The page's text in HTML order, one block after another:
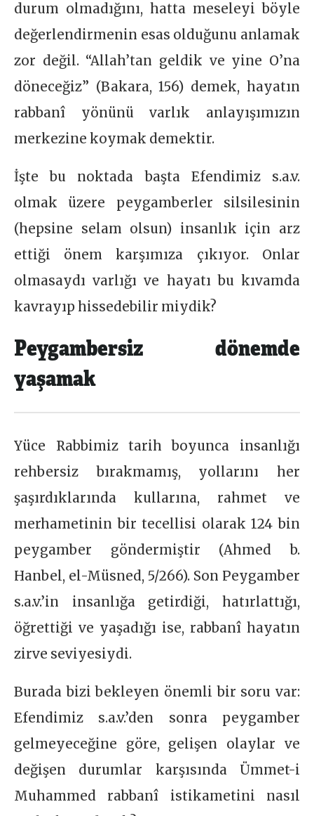
durum olmadığını, hatta meseleyi böyle
değerlendirmenin esas olduğunu anlamak
zor değil. “Allah’tan geldik ve yine O’na
döneceğiz” (Bakara, 156) demek, hayatın
rabbanî yönünü varlık anlayışımızın
merkezine koymak demektir.
İşte bu noktada başta Efendimiz s.a.v.
olmak üzere peygamberler silsilesinin
(hepsine selam olsun) insanlık için arz
ettiği önem karşımıza çıkıyor. Onlar
olmasaydı varlığı ve hayatı bu kıvamda
kavrayıp hissedebilir miydik?
Peygambersiz dönemde
yaşamak
Yüce Rabbimiz tarih boyunca insanlığı
rehbersiz bırakmamış, yollarını her
şaşırdıklarında kullarına, rahmet ve
merhametinin bir tecellisi olarak 124 bin
peygamber göndermiştir (Ahmed b.
Hanbel, el-Müsned, 5/266). Son Peygamber
s.a.v.’in insanlığa getirdiği, hatırlattığı,
öğrettiği ve yaşadığı ise, rabbanî hayatın
zirve seviyesiydi.
Burada bizi bekleyen önemli bir soru var:
Efendimiz s.a.v.’den sonra peygamber
gelmeyeceğine göre, gelişen olaylar ve
değişen durumlar karşısında Ümmet-i
Muhammed rabbanî istikametini nasıl